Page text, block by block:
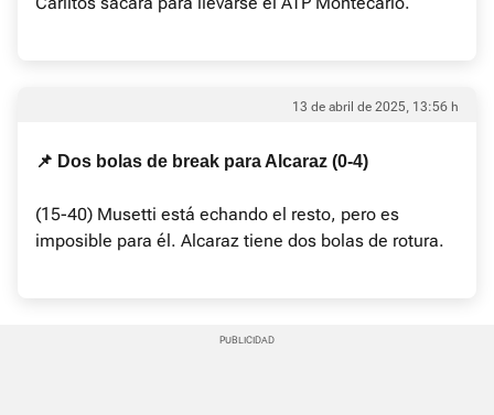
13 de abril de 2025, 13:56 h
📌 Dos bolas de break para Alcaraz (0-4)
(15-40) Musetti está echando el resto, pero es
imposible para él. Alcaraz tiene dos bolas de rotura.